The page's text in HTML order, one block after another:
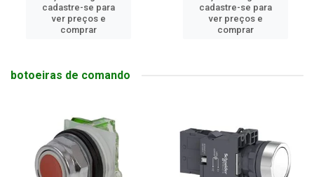
cadastre-se para
ver preços e
comprar
cadastre-se para
ver preços e
comprar
botoeiras de comando